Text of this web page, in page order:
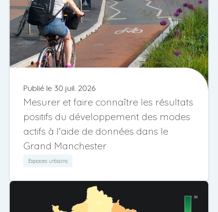
Publié le 30 juil. 2026
Mesurer et faire connaître les résultats
positifs du développement des modes
actifs à l'aide de données dans le
Grand Manchester
Espaces urbains